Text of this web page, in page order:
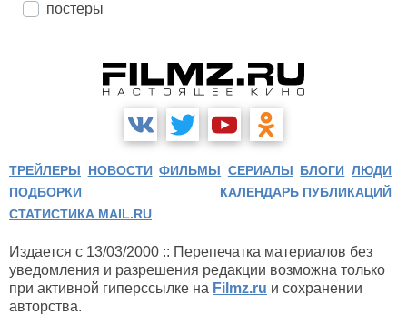
постеры
ТРЕЙЛЕРЫ НОВОСТИ ФИЛЬМЫ СЕРИАЛЫ БЛОГИ ЛЮДИ
ПОДБОРКИ
КАЛЕНДАРЬ ПУБЛИКАЦИЙ
СТАТИСТИКА MAIL.RU
Издается с 13/03/2000 :: Перепечатка материалов без
уведомления и разрешения редакции возможна только
при активной гиперссылке на Filmz.ru и сохранении
авторства.